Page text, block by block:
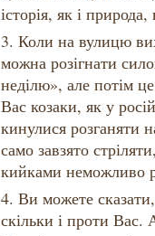
історія, як і
3. Коли на вулицю
можна розігнати
неділю», але потім
Вас козаки, як у
кинулися розганяти
само завзято
кийками неможливо
4. Ви можете
скільки і проти Вас.